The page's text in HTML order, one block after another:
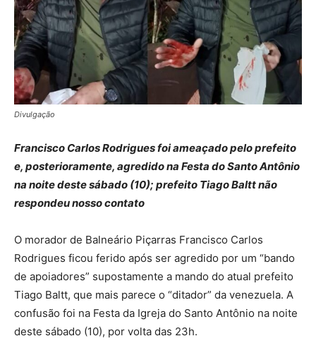
Divulgação
Francisco Carlos Rodrigues foi ameaçado pelo prefeito
e, posterioramente, agredido na Festa do Santo Antônio
na noite deste sábado (10); prefeito Tiago Baltt não
respondeu nosso contato
O morador de Balneário Piçarras Francisco Carlos
Rodrigues ficou ferido após ser agredido por um “bando
de apoiadores” supostamente a mando do atual prefeito
Tiago Baltt, que mais parece o “ditador” da venezuela. A
confusão foi na Festa da Igreja do Santo Antônio na noite
deste sábado (10), por volta das 23h.